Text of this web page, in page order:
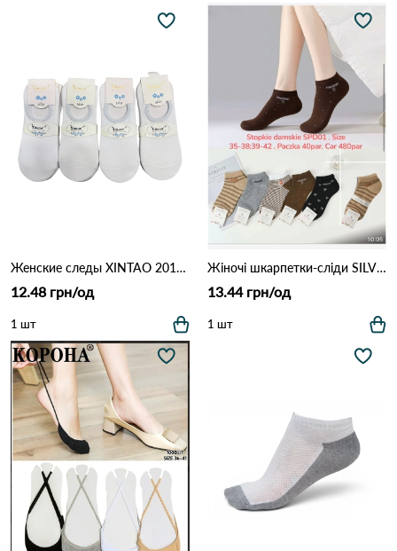
Женские следы XINTAO 2011 Белый
12.48 грн/од
1 шт
Жіночі шкарпетки-сліди SILVER SPD01 Різні кольори
13.44 грн/од
1 шт